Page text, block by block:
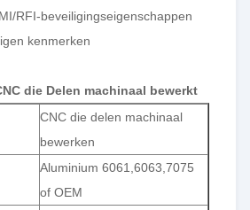
RFI-beveiligingseigenschappen
kenmerken
die Delen machinaal bewerkt
CNC die delen machinaal
bewerken
Aluminium 6061,6063,7075
of OEM